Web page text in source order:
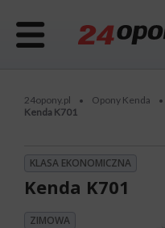
24opony.pl • Opony Kenda •
Kenda K701
KLASA EKONOMICZNA
Kenda K701
ZIMOWA